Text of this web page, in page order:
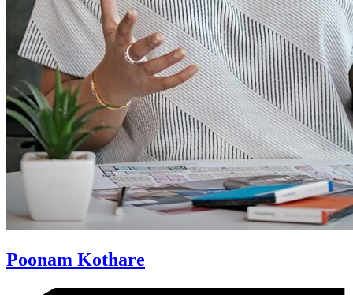
Poonam Kothare